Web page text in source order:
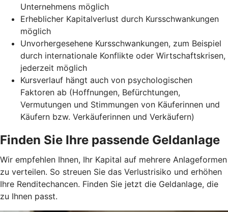
Unternehmens möglich
Erheblicher Kapitalverlust durch Kursschwankungen
möglich
Unvorhergesehene Kursschwankungen, zum Beispiel
durch internationale Konflikte oder Wirtschaftskrisen,
jederzeit möglich
Kursverlauf hängt auch von psychologischen
Faktoren ab (Hoffnungen, Befürchtungen,
Vermutungen und Stimmungen von Käuferinnen und
Käufern bzw. Verkäuferinnen und Verkäufern)
Finden Sie Ihre passende Geldanlage
Wir empfehlen Ihnen, Ihr Kapital auf mehrere Anlageformen
zu verteilen. So streuen Sie das Verlustrisiko und erhöhen
Ihre Renditechancen. Finden Sie jetzt die Geldanlage, die
zu Ihnen passt.